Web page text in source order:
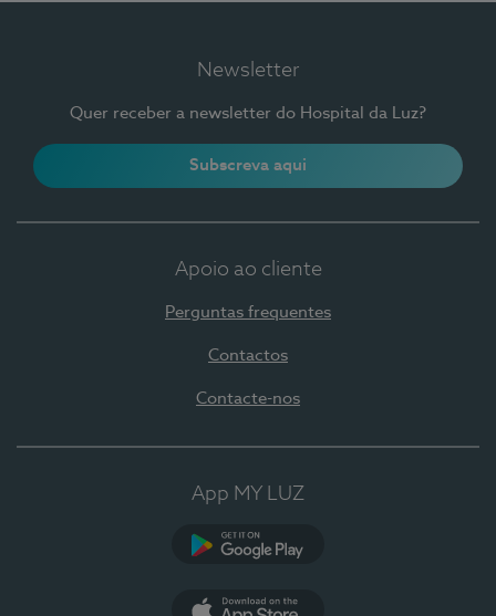
Newsletter
Quer receber a newsletter do Hospital da Luz?
Subscreva aqui
Apoio ao cliente
Perguntas frequentes
Contactos
Contacte-nos
App MY LUZ